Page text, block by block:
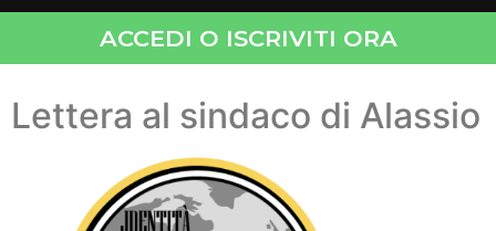
ACCEDI O ISCRIVITI ORA
Lettera al sindaco di Alassio